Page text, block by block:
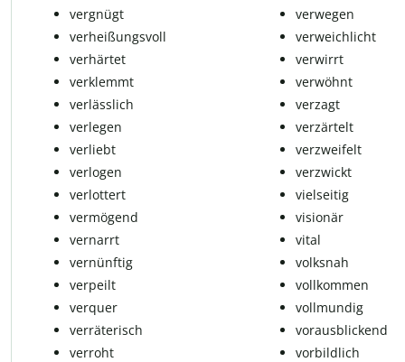
vergnügt
verheißungsvoll
verhärtet
verklemmt
verlässlich
verlegen
verliebt
verlogen
verlottert
vermögend
vernarrt
vernünftig
verpeilt
verquer
verräterisch
verroht
verwegen
verweichlicht
verwirrt
verwöhnt
verzagt
verzärtelt
verzweifelt
verzwickt
vielseitig
visionär
vital
volksnah
vollkommen
vollmundig
vorausblickend
vorbildlich